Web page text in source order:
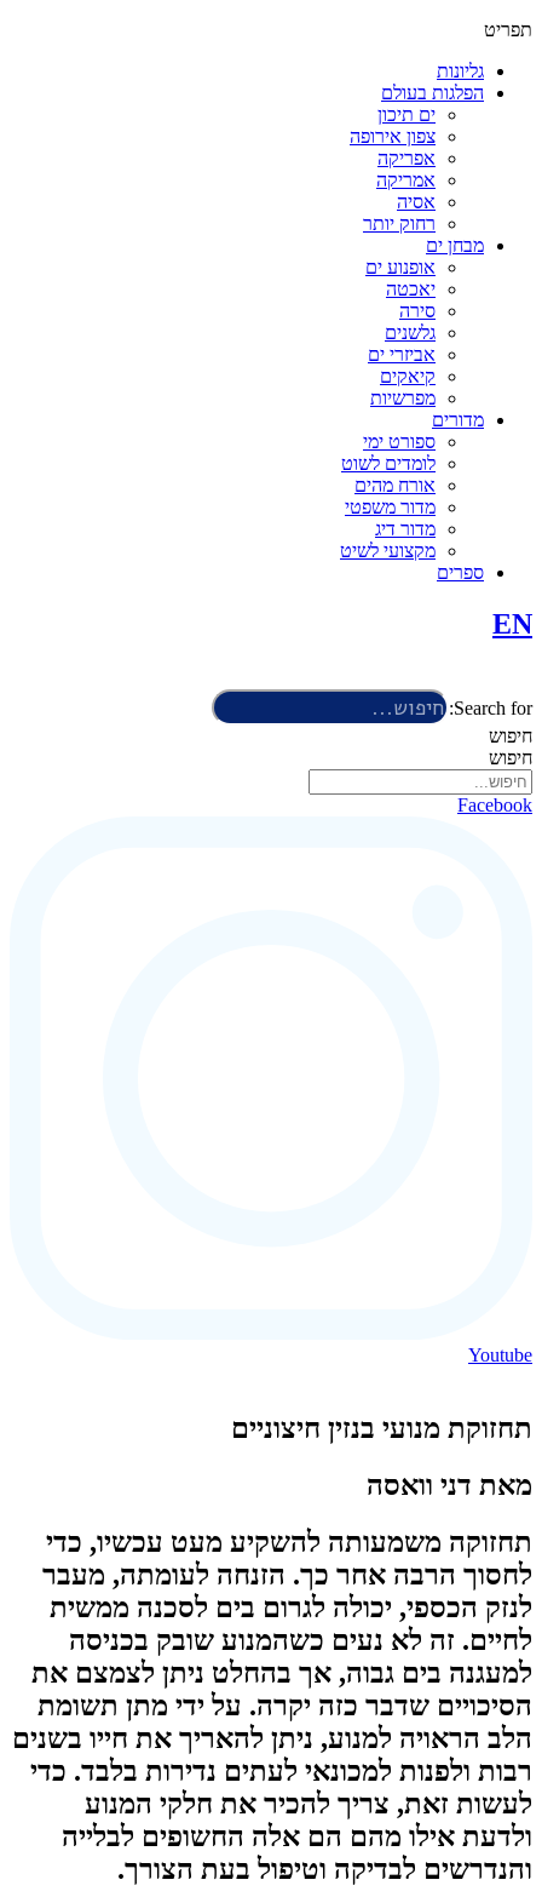
תפריט
גליונות
הפלגות בעולם
ים תיכון
צפון אירופה
אפריקה
אמריקה
אסיה
רחוק יותר
מבחן ים
אופנוע ים
יאכטה
סירה
גלשנים
אביזרי ים
קיאקים
מפרשיות
מדורים
ספורט ימי
לומדים לשוט
אורח מהים
מדור משפטי
מדור דיג
מקצועי לשיט
ספרים
EN
Search for:
חיפוש
חיפוש
Facebook
Youtube
תחזוקת מנועי בנזין חיצוניים
מאת דני וואסה
תחזוקה משמעותה להשקיע מעט עכשיו, כדי
לחסוך הרבה אחר כך. הזנחה לעומתה, מעבר
לנזק הכספי, יכולה לגרום בים לסכנה ממשית
לחיים. זה לא נעים כשהמנוע שובק בכניסה
למעגנה בים גבוה, אך בהחלט ניתן לצמצם את
הסיכויים שדבר כזה יקרה. על ידי מתן תשומת
הלב הראויה למנוע, ניתן להאריך את חייו בשנים
רבות ולפנות למכונאי לעתים נדירות בלבד. כדי
לעשות זאת, צריך להכיר את חלקי המנוע
ולדעת אילו מהם הם אלה החשופים לבלייה
והנדרשים לבדיקה וטיפול בעת הצורך.